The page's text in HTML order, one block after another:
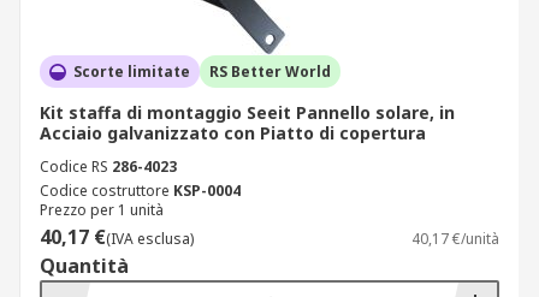
Scorte limitate RS Better World
Kit staffa di montaggio Seeit Pannello solare, in
Acciaio galvanizzato con Piatto di copertura
Codice RS 286-4023
Codice costruttore KSP-0004
Prezzo per 1 unità
40,17 €(IVA esclusa) 40,17 €/unità
Quantità